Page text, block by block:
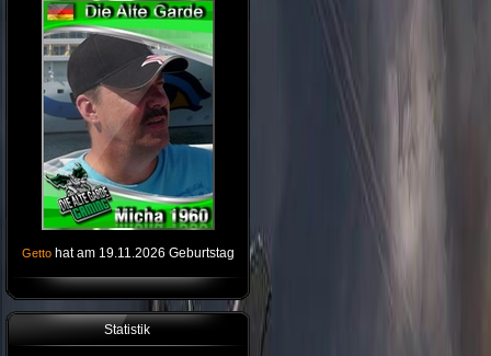
Getto hat am 19.11.2026 Geburtstag
Statistik